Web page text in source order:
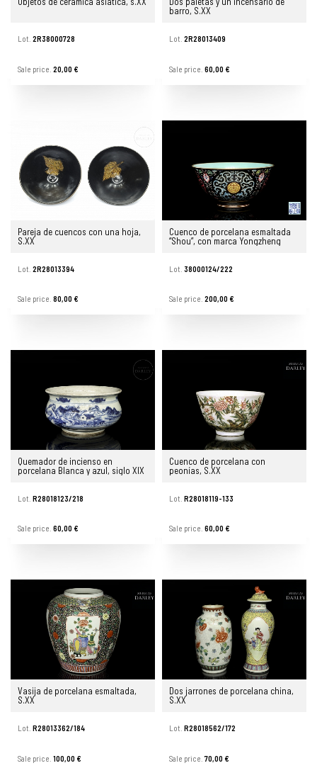
Lot. 2R38000728
Sale price. 20,00 €
barro, S.XX
Lot. 2R28013409
Sale price. 60,00 €
Pareja de cuencos con una hoja,
S.XX
Lot. 2R28013394
Sale price. 80,00 €
Cuenco de porcelana esmaltada
“Shou”, con marca Yongzheng
Lot. 38000124/222
Sale price. 200,00 €
Quemador de incienso en
porcelana Blanca y azul, siglo XIX
Lot. R28018123/218
Sale price. 60,00 €
Cuenco de porcelana con
peonías, S.XX
Lot. R28018119-133
Sale price. 60,00 €
Vasija de porcelana esmaltada,
S.XX
Lot. R28013362/184
Sale price. 100,00 €
Dos jarrones de porcelana china,
S.XX
Lot. R28018562/172
Sale price. 70,00 €